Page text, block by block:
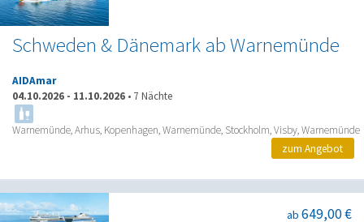
Schweden & Dänemark ab Warnemünde
AIDAmar
04.10.2026 - 11.10.2026 • 7 Nächte
Warnemünde, Arhus, Kopenhagen, Warnemünde, Stockholm, Visby, Warnemünde
zum Angebot
ab 649,00 €